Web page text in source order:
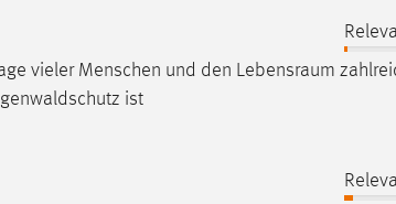
vieler Menschen und den Lebensraum
ist